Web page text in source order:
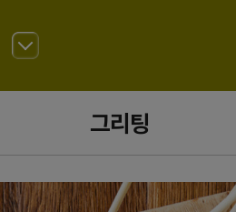
그리팅